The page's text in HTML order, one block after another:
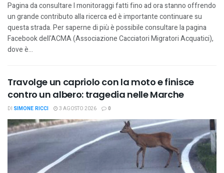
Pagina da consultare I monitoraggi fatti fino ad ora stanno offrendo
un grande contributo alla ricerca ed è importante continuare su
questa strada. Per saperne di più è possibile consultare la pagina
Facebook dell'ACMA (Associazione Cacciatori Migratori Acquatici),
dove è...
Travolge un capriolo con la moto e finisce
contro un albero: tragedia nelle Marche
DI SIMONE RICCI 3 AGOSTO 2026 0